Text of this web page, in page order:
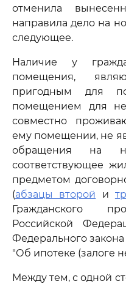
отменила
направила дело на
следующее.
Наличие у
помещения,
пригодным для
помещением для
совместно
ему помещении, не
обращения на
соответствующее
предметом
(абзацы второй и
Гражданского
Российской
Федерального закона
"Об ипотеке (залоге
Между тем, с одной